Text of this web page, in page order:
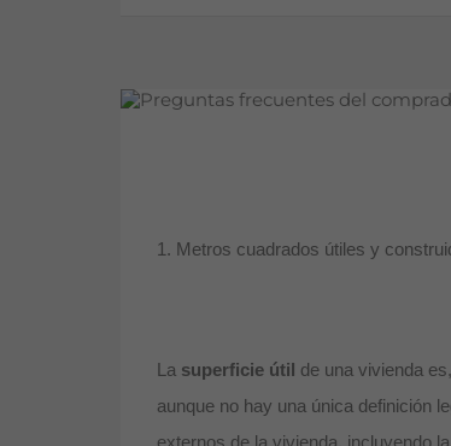
1. Metros cuadrados útiles y
La superficie útil de una vivienda
aunque no hay una única definición
externos de la vivienda, incluyendo